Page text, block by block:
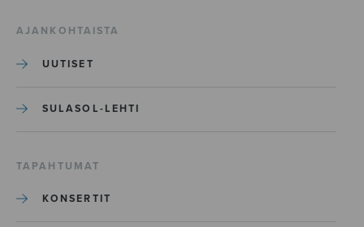
AJANKOHTAISTA
UUTISET
SULASOL-LEHTI
TAPAHTUMAT
KONSERTIT